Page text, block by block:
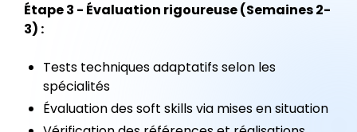
Étape 3 - Évaluation rigoureuse (Semaines 2-
3) :
Tests techniques adaptatifs selon les
spécialités
Évaluation des soft skills via mises en situation